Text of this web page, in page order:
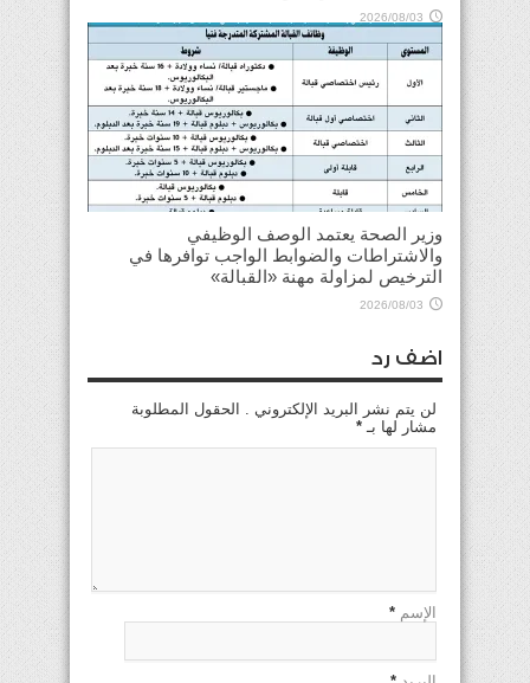
2026/08/03
وزير الصحة يعتمد الوصف الوظيفي
والاشتراطات والضوابط الواجب توافرها في
الترخيص لمزاولة مهنة «القبالة»
2026/08/03
اضف رد
لن يتم نشر البريد الإلكتروني . الحقول المطلوبة
مشار لها بـ *
الإسم *